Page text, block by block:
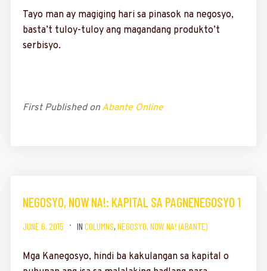
Tayo man ay magi­ging hari sa pinasok na negosyo,
basta’t tuloy-tuloy ang magandang produkto’t
serbisyo.
First Published on Abante Online
NEGOSYO, NOW NA!: KAPITAL SA PAGNENEGOSYO 1
JUNE 6, 2015 IN COLUMNS, NEGOSYO, NOW NA! (ABANTE)
Mga Kanegosyo, hindi ba kakulangan sa kapital o